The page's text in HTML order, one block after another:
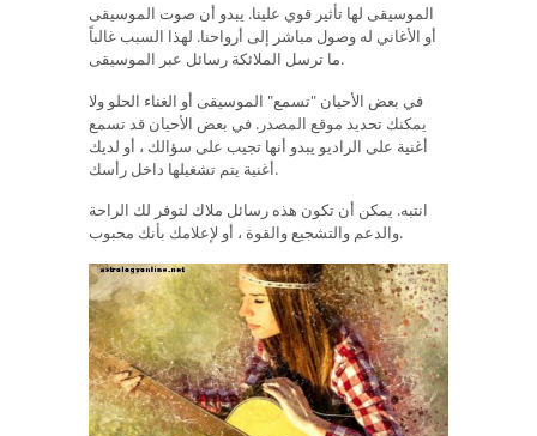
الموسيقى لها تأثير قوي علينا. يبدو أن صوت الموسيقى
أو الأغاني له وصول مباشر إلى أرواحنا. لهذا السبب غالباً
ما ترسل الملائكة رسائل عبر الموسيقى.
في بعض الأحيان "تسمع" الموسيقى أو الغناء الحلو ولا
يمكنك تحديد موقع المصدر. في بعض الأحيان قد تسمع
أغنية على الراديو يبدو أنها تجيب على سؤالك ، أو لديك
أغنية يتم تشغيلها داخل رأسك.
انتبه. يمكن أن تكون هذه رسائل ملاك لتوفر لك الراحة
والدعم والتشجيع والقوة ، أو لإعلامك بأنك محبوب.